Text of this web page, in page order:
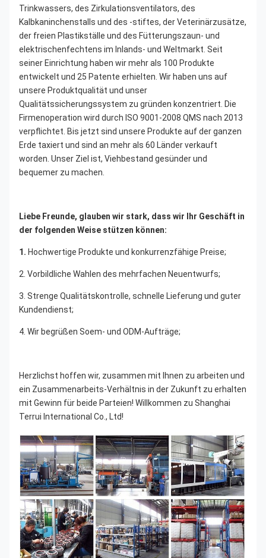
Trinkwassers, des Zirkulationsventilators, des
Kalbkaninchenstalls und des -stiftes, der Veterinärzusätze,
der freien Plastikställe und des Fütterungszaun- und
elektrischenfechtens im Inlands- und Weltmarkt. Seit
seiner Einrichtung haben wir mehr als 100 Produkte
entwickelt und 25 Patente erhielten. Wir haben uns auf
unsere Produktqualität und unser
Qualitätssicherungssystem zu gründen konzentriert. Die
Firmenoperation wird durch ISO 9001-2008 QMS nach 2013
verpflichtet. Bis jetzt sind unsere Produkte auf der ganzen
Erde taxiert und sind an mehr als 60 Länder verkauft
worden. Unser Ziel ist, Viehbestand gesünder und
bequemer zu machen.
Liebe Freunde, glauben wir stark, dass wir Ihr Geschäft in
der folgenden Weise stützen können:
1. Hochwertige Produkte und konkurrenzfähige Preise;
2. Vorbildliche Wahlen des mehrfachen Neuentwurfs;
3. Strenge Qualitätskontrolle, schnelle Lieferung und guter
Kundendienst;
4. Wir begrüßen Soem- und ODM-Aufträge;
Herzlichst hoffen wir, zusammen mit Ihnen zu arbeiten und
ein Zusammenarbeits-Verhältnis in der Zukunft zu erhalten
mit Gewinn für beide Parteien! Willkommen zu Shanghai
Terrui International Co., Ltd!